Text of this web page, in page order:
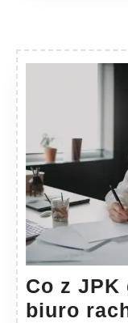
Co z
biuro